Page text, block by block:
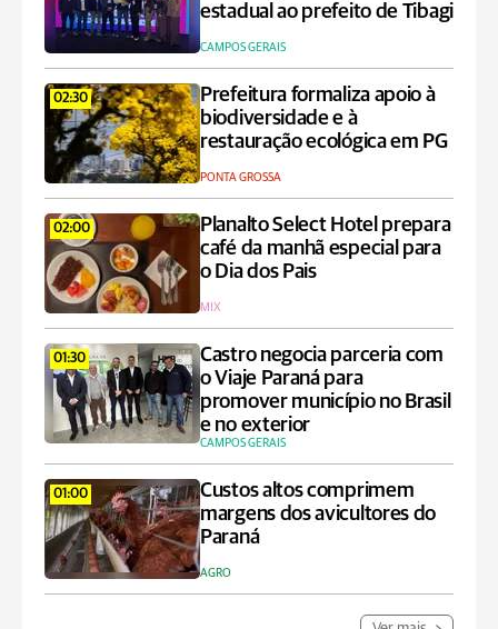
estadual ao prefeito de Tibagi
CAMPOS GERAIS
02:30
Prefeitura formaliza apoio à
biodiversidade e à
restauração ecológica em PG
PONTA GROSSA
02:00
Planalto Select Hotel prepara
café da manhã especial para
o Dia dos Pais
MIX
01:30
Castro negocia parceria com
o Viaje Paraná para
promover município no Brasil
e no exterior
CAMPOS GERAIS
01:00
Custos altos comprimem
margens dos avicultores do
Paraná
AGRO